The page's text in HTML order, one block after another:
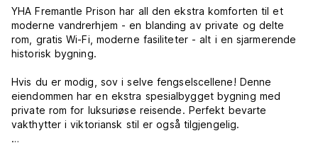
YHA Fremantle Prison har all den ekstra komforten til et
moderne vandrerhjem - en blanding av private og delte
rom, gratis Wi-Fi, moderne fasiliteter - alt i en sjarmerende
historisk bygning.
Hvis du er modig, sov i selve fengselscellene! Denne
eiendommen har en ekstra spesialbygget bygning med
private rom for luksuriøse reisende. Perfekt bevarte
vakthytter i viktoriansk stil er også tilgjengelig.